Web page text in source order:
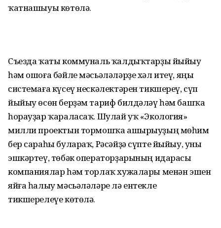
ҡатнашыуы көтөлә.
Съезда ҡаты коммуналь ҡалдыҡтарҙы йыйыу
һәм ошоға бәйле мәсьәләләрҙе хәл итеү, яңы
системаға күсеү нескәлектәрен тикшереү, сүп
йыйыу өсөн берҙәм тариф билдәләү һәм башҡа
һорауҙар ҡараласаҡ. Шулай уҡ «Экология»
милли проектын тормошҡа ашырыуҙың мөһим
бер сараһы булараҡ, Рәсәйҙә сүпте йыйыу, уны
эшкәртеү, төбәк операторҙарының идарасы
компаниялар һәм торлаҡ хужалары менән эшен
яйға һалыу мәсьәләләре лә ентекле
тикшерелеүе көтөлә.